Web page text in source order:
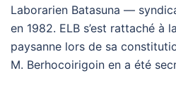
Laborarien Batasuna —
en 1982. ELB s’est rattaché à
paysanne lors de sa
M. Berhocoirigoin en a été